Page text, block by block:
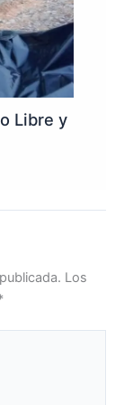
Libre y
Los